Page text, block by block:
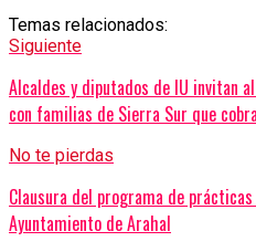
Temas relacionados:
Siguiente
Alcaldes y diputados de IU invitan
con familias de Sierra Sur que
No te pierdas
Clausura del programa de
Ayuntamiento de Arahal